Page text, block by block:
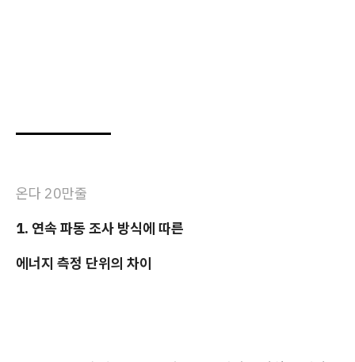
온다 20만줄
1. 연속 파동 조사 방식에 따른
에너지 측정 단위의 차이